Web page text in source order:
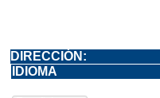
DIRECCIÓN:
IDIOMA